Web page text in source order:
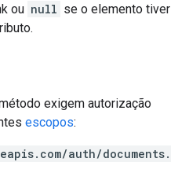
ou null se o elemento tiver
exigem autorização
escopos:
auth/documents.